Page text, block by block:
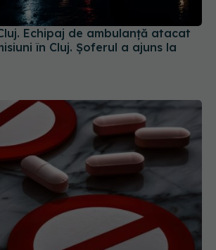
blocate temporar în farmacii.
de ce a luat măsura